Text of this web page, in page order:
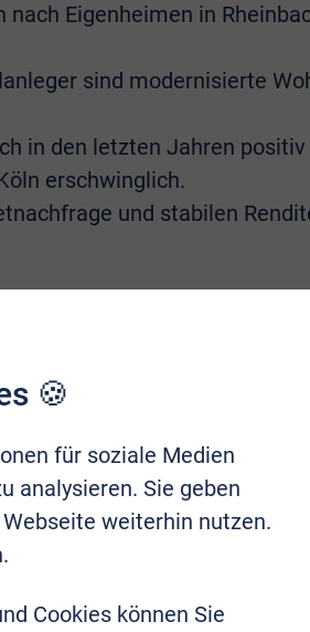
Eigenheimen in
sind modernisierte
in den letzten Jahren
erschwinglich.
und stabilen
für den
Nachfrage trifft auf ein
gute Preise und finden
Jahren stetig
Wochen verkauft.
🍪
für soziale Medien
analysieren. Sie geben
weiterhin nutzen.
Cookies können Sie